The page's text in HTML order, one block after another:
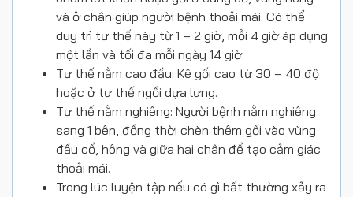
và ở chân giúp người bệnh thoải mái. Có thể
duy trì tư thế này từ 1 – 2 giờ, mỗi 4 giờ áp dụng
một lần và tối đa mỗi ngày 14 giờ.
Tư thế nằm cao đầu: Kê gối cao từ 30 – 40 độ
hoặc ở tư thế ngồi dựa lưng.
Tư thế nằm nghiêng: Người bệnh nằm nghiêng
sang 1 bên, đồng thời chèn thêm gối vào vùng
đầu cổ, hông và giữa hai chân để tạo cảm giác
thoải mái.
Trong lúc luyện tập nếu có gì bất thường xảy ra